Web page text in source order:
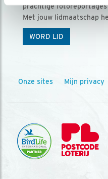
prachtige
Met jouw lidmaatschap
WORD LID
Onze sites Mijn privacy